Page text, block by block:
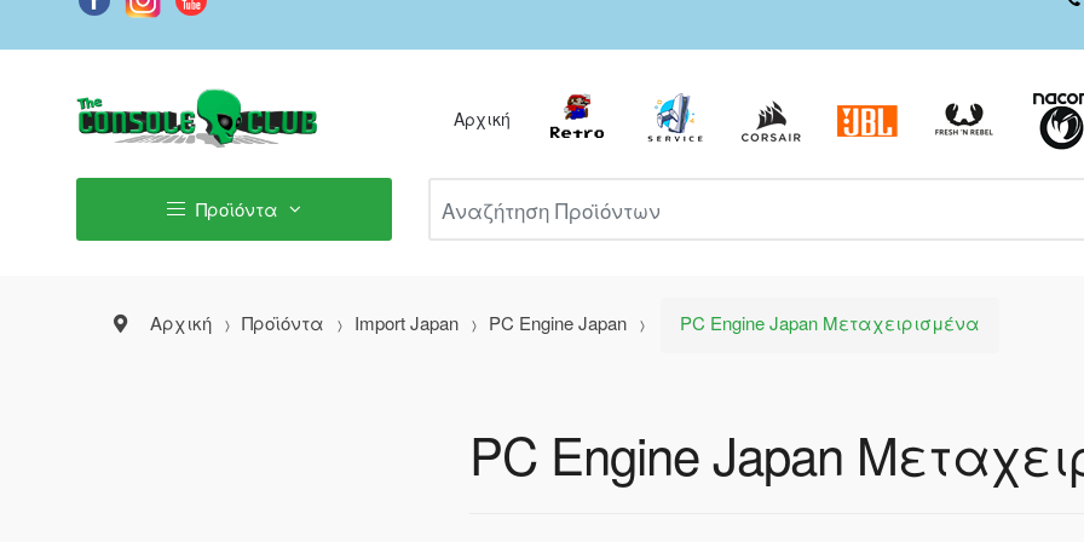
Αρχική
Προϊόντα
Αρχική Προϊόντα Import Japan PC Engine Japan PC Engine Japan Μεταχειρισμένα
PC Engine Japan